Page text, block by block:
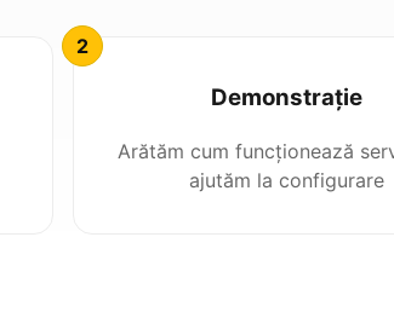
Demonstrație
Arătăm cum funcționează
ajutăm la configurare